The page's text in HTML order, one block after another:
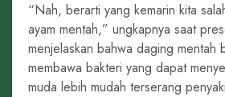
“Nah, berarti yang kemarin kita
ayam mentah,” ungkapnya saat
menjelaskan bahwa daging mentah
membawa bakteri yang dapat
muda lebih mudah terserang